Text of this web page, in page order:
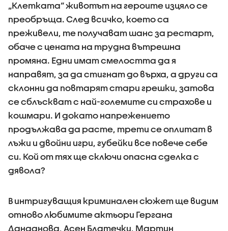
„Клетката“ животът на героите изцяло се
преобръща. След всичко, което са
преживели, те получават шанс за рестарт,
обаче с цената на трудна вътрешна
промяна. Едни имат смелостта да я
направят, за да стигнат до върха, а други са
склонни да повтарят стари грешки, затова
се сблъскват с най-големите си страхове и
кошмари. И докато напрежението
продължава да расте, трети се оплитат в
лъжи и двойни игри, губейки все повече себе
си. Кой от тях ще сключи опасна сделка с
дявола?
В интригуващия криминален сюжет ще видим
отново любимите актьори Гергана
Данданова, Асен Блатечки, Мартин